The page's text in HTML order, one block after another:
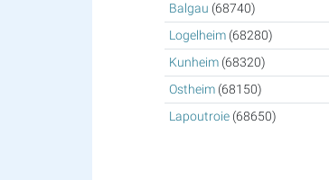
Balgau (68740)
Logelheim(68280)
Kunheim(68320)
Ostheim(68150)
Lapoutroie(68650)